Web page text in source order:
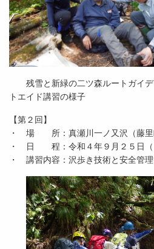
残雪と新緑の二ツ森ルート
トエイド講習の様子
【第２回】
・ 場 所：真瀬川一ノ又沢（藤里
・ 日 程：令和４年９月２５日（
・ 講習内容：沢歩き技術と安全管